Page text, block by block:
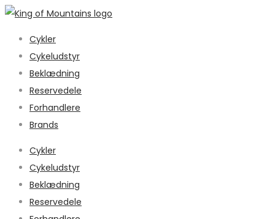
Cykler
Cykeludstyr
Beklædning
Reservedele
Forhandlere
Brands
Cykler
Cykeludstyr
Beklædning
Reservedele